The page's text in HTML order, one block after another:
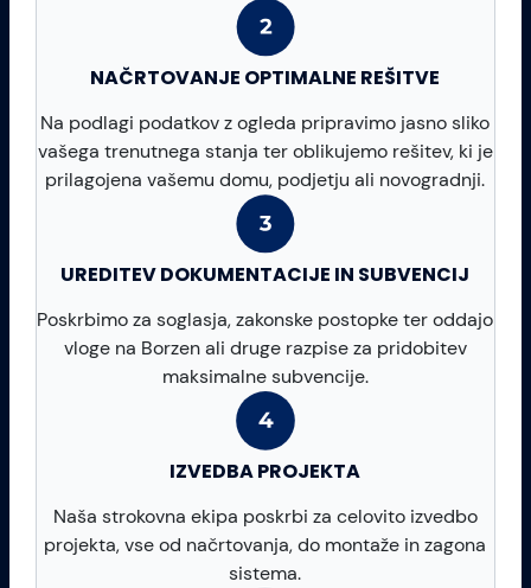
NAČRTOVANJE OPTIMALNE REŠITVE
Na podlagi podatkov z ogleda pripravimo jasno sliko
vašega trenutnega stanja ter oblikujemo rešitev, ki je
prilagojena vašemu domu, podjetju ali novogradnji.
UREDITEV DOKUMENTACIJE IN SUBVENCIJ
Poskrbimo za soglasja, zakonske postopke ter oddajo
vloge na Borzen ali druge razpise za pridobitev
maksimalne subvencije.
IZVEDBA PROJEKTA
Naša strokovna ekipa poskrbi za celovito izvedbo
projekta, vse od načrtovanja, do montaže in zagona
sistema.